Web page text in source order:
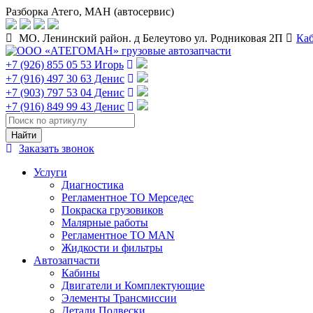
Разборка Атего, МАН (автосервис)
МО. Ленинский район. д Белеутово ул. Родниковая 2П
+7 (926) 855 05 53 Игорь
+7 (916) 497 30 63 Денис
+7 (903) 797 53 04 Денис
+7 (916) 849 99 43 Денис
Заказать звонок
Услуги
Диагностика
Регламентное ТО Мерседес
Покраска грузовиков
Малярные работы
Регламентное ТО MAN
Жидкости и фильтры
Автозапчасти
Кабины
Двигатели и Комплектующие
Элементы Трансмиссии
Детали Подвески